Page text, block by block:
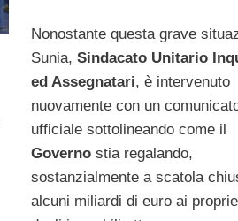
Nonostante questa grave
Sunia, Sindacato Unitario
ed Assegnatari, è intervenuto
nuovamente con un
ufficiale sottolineando come il
Governostia regalando,
sostanzialmente a scatola
alcuni miliardi di euro ai